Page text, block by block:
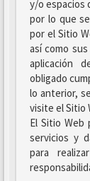
y/o espacios
por lo que
por el Sitio
así como
aplicación
obligado
lo anterior,
visite el Sitio
El Sitio Web
servicios y
para